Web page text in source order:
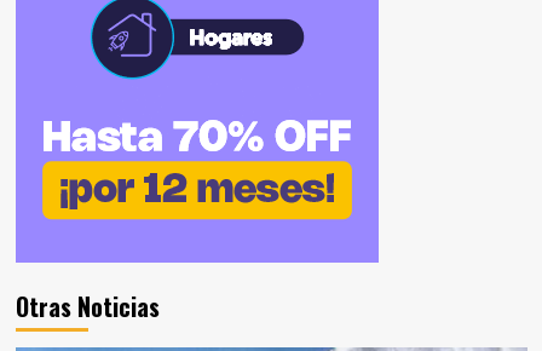
Otras Noticias